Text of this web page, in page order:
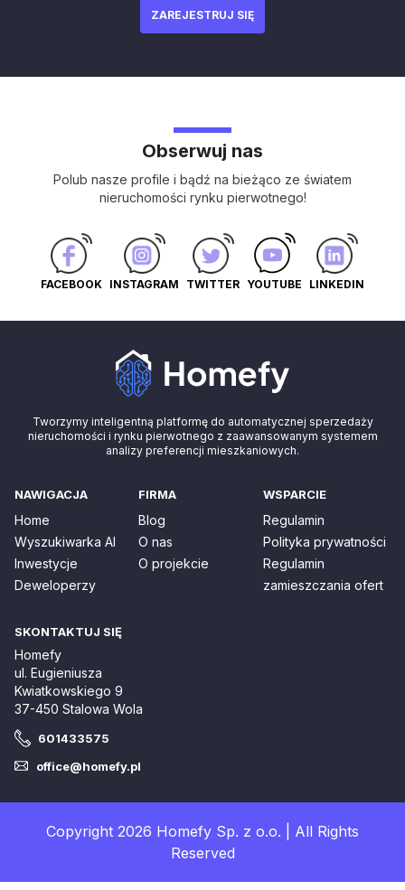
ZAREJESTRUJ SIĘ
Obserwuj nas
Polub nasze profile i bądź na bieżąco ze światem
nieruchomości rynku pierwotnego!
FACEBOOK INSTAGRAM TWITTER YOUTUBE LINKEDIN
Tworzymy inteligentną platformę do automatycznej sperzedaży
nieruchomości i rynku pierwotnego z zaawansowanym systemem
analizy preferencji mieszkaniowych.
NAWIGACJA
Home
Wyszukiwarka AI
Inwestycje
Deweloperzy
FIRMA
Blog
O nas
O projekcie
WSPARCIE
Regulamin
Polityka prywatności
Regulamin
zamieszczania ofert
SKONTAKTUJ SIĘ
Homefy
ul. Eugieniusza
Kwiatkowskiego 9
37-450 Stalowa Wola
601433575
office@homefy.pl
Copyright 2026 Homefy Sp. z o.o. | All Rights
Reserved